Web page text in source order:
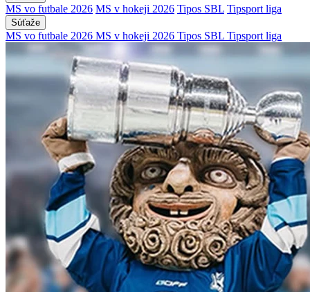
MS vo futbale 2026 MS v hokeji 2026 Tipos SBL Tipsport liga
Súťaže
MS vo futbale 2026 MS v hokeji 2026 Tipos SBL Tipsport liga